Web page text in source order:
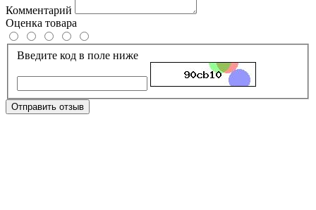
Комментарий
Оценка товара
Введите код в поле ниже
Отправить отзыв